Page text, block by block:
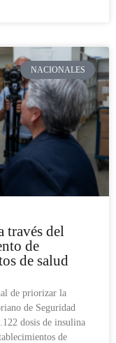
NACIONALES
través del
de
de salud
de priorizar la
de Seguridad
dosis de insulina
de